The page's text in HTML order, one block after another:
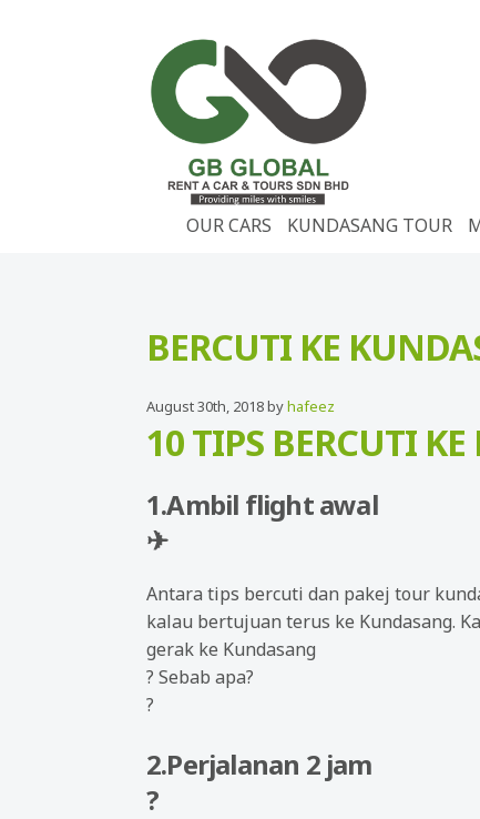
OUR CARS KUNDASANG TOUR
BERCUTI KE
August 30th, 2018 byhafeez
10 TIPS BERCUTI
1.Ambil flight awal
✈
Antara tips bercuti dan pakej tour
kalau bertujuan terus ke Kundasang.
gerak ke Kundasang
? Sebab apa?
?
2.Perjalanan 2 jam
?